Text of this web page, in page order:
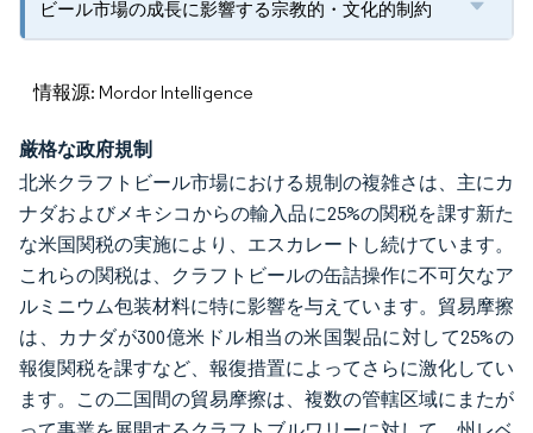
ビール市場の成長に影響する宗教的・文化的制約
情報源: Mordor Intelligence
厳格な政府規制
北米クラフトビール市場における規制の複雑さは、主にカ
ナダおよびメキシコからの輸入品に25%の関税を課す新た
な米国関税の実施により、エスカレートし続けています。
これらの関税は、クラフトビールの缶詰操作に不可欠なア
ルミニウム包装材料に特に影響を与えています。貿易摩擦
は、カナダが300億米ドル相当の米国製品に対して25%の
報復関税を課すなど、報復措置によってさらに激化してい
ます。この二国間の貿易摩擦は、複数の管轄区域にまたが